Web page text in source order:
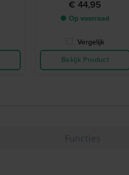
€ 44,95
● Op voorraad
Vergelijk
Bekijk Product